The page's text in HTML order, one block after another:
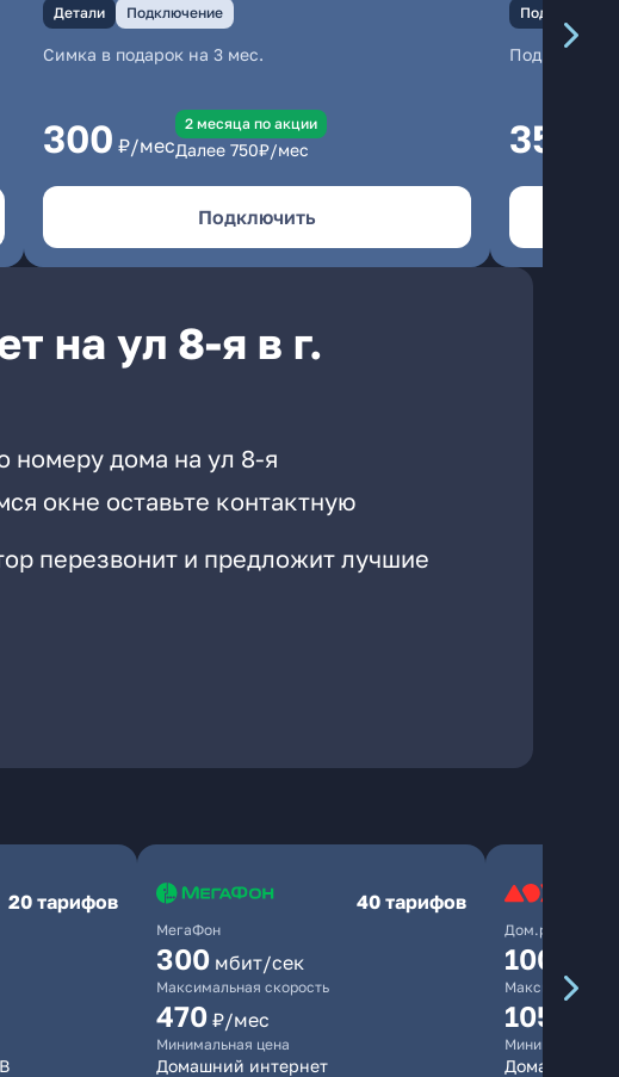
Детали Подключение
Симка в подарок на 3 мес.
300 ₽/мес
2 месяцa по акции
Далее 750₽/мес
Подключить
Подключение
350
на ул 8-я в г.
номеру дома на ул 8-я
окне оставьте контактную
перезвонит и предложит лучшие
20 тарифов
МегаФон
40 тарифов
300 мбит/сек
Максимальная скорость
470 ₽/мес
Минимальная цена
Домашний интернет
Дом.ру
1000
Максимальная
1050
Минимальная
Домашний